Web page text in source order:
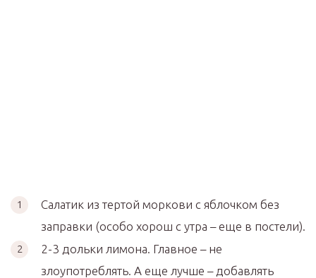
Салатик из тертой моркови с яблочком без
заправки (особо хорош с утра – еще в постели).
2-3 дольки лимона. Главное – не
злоупотреблять. А еще лучше – добавлять